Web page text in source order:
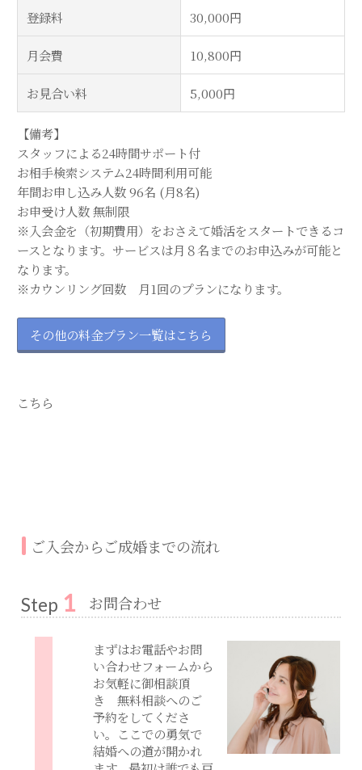
登録料 30,000円
月会費 10,800円
お見合い料 5,000円
【備考】
スタッフによる24時間サポート付
お相手検索システム24時間利用可能
年間お申し込み人数 96名 (月8名)
お申受け人数 無制限
※入会金を（初期費用）をおさえて婚活をスタートできるコ
ースとなります。サービスは月８名までのお申込みが可能と
なります。
※カウンリング回数 月1回のプランになります。
その他の料金プラン一覧はこちら
こちら
ご入会からご成婚までの流れ
Step 1 お問合わせ
まずはお電話やお問
い合わせフォームから
お気軽に御相談頂
き 無料相談へのご
予約をしてくださ
い。ここでの勇気で
結婚への道が開かれ